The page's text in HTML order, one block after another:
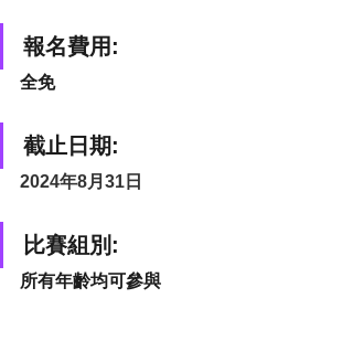
報名費用:
全免
截止日期:
2024年8月31日
比賽組別:
所有年齡均可參與